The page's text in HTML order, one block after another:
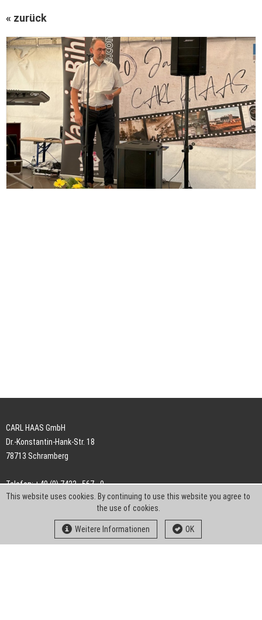
« zurück
CARL HAAS GmbH
Dr.-Konstantin-Hank-Str. 18
78713 Schramberg
Telefon: +49 (0) 7422 . 567 - 0
Telefax: +49 (0) 7422 . 567 - 239
info-ch@kern-liebers.com
This website uses cookies. By continuing to use this website you agree to
the use of cookies.
Weitere Informationen OK